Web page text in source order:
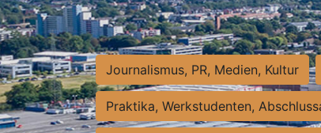
Journalismus, PR, Medien, Kultur
Praktika, Werkstudenten,